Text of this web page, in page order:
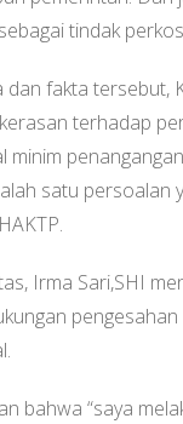
tindak
dan fakta tersebut,
terhadap
minim
satu persoalan
Irma Sari,SHI
bahwa “saya